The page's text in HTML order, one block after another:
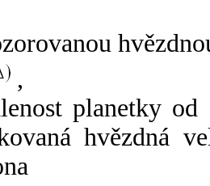
,
planetky od
hvězdná